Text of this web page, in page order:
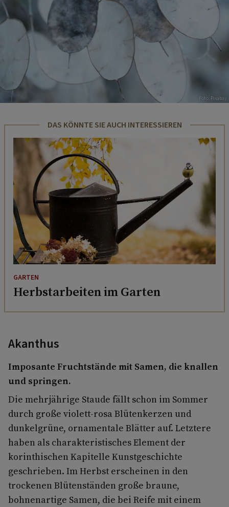
Foto: Pixabay
DAS KÖNNTE SIE AUCH INTERESSIEREN
GARTEN
Herbstarbeiten im Garten
Akanthus
Imposante Fruchtstände mit Samen, die knallen
und springen.
Die mehrjährige Staude fällt schon im Sommer
durch große violett-rosa Blütenkerzen und
dunkelgrüne, ornamentale Blätter auf. Letztere
haben als charakteristisches Element der
korinthischen Kapitelle Kunstgeschichte
geschrieben. Im Herbst erscheinen in den
trockenen Blütenständen große braune,
bohnenartige Samen, die bei Reife mit einem